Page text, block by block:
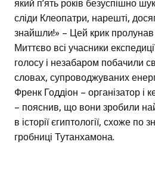
який п’ять років безуспішно
сліди Клеопатри, нарешті,
знайшли!» – Цей крик пролунав
Миттєво всі учасники
голосу і незабаром побачили
словах, супроводжуваних
Френк Годдіон – організатор і
– пояснив, що вони зробили
в історії єгиптології, схоже по
гробниці Тутанхамона.